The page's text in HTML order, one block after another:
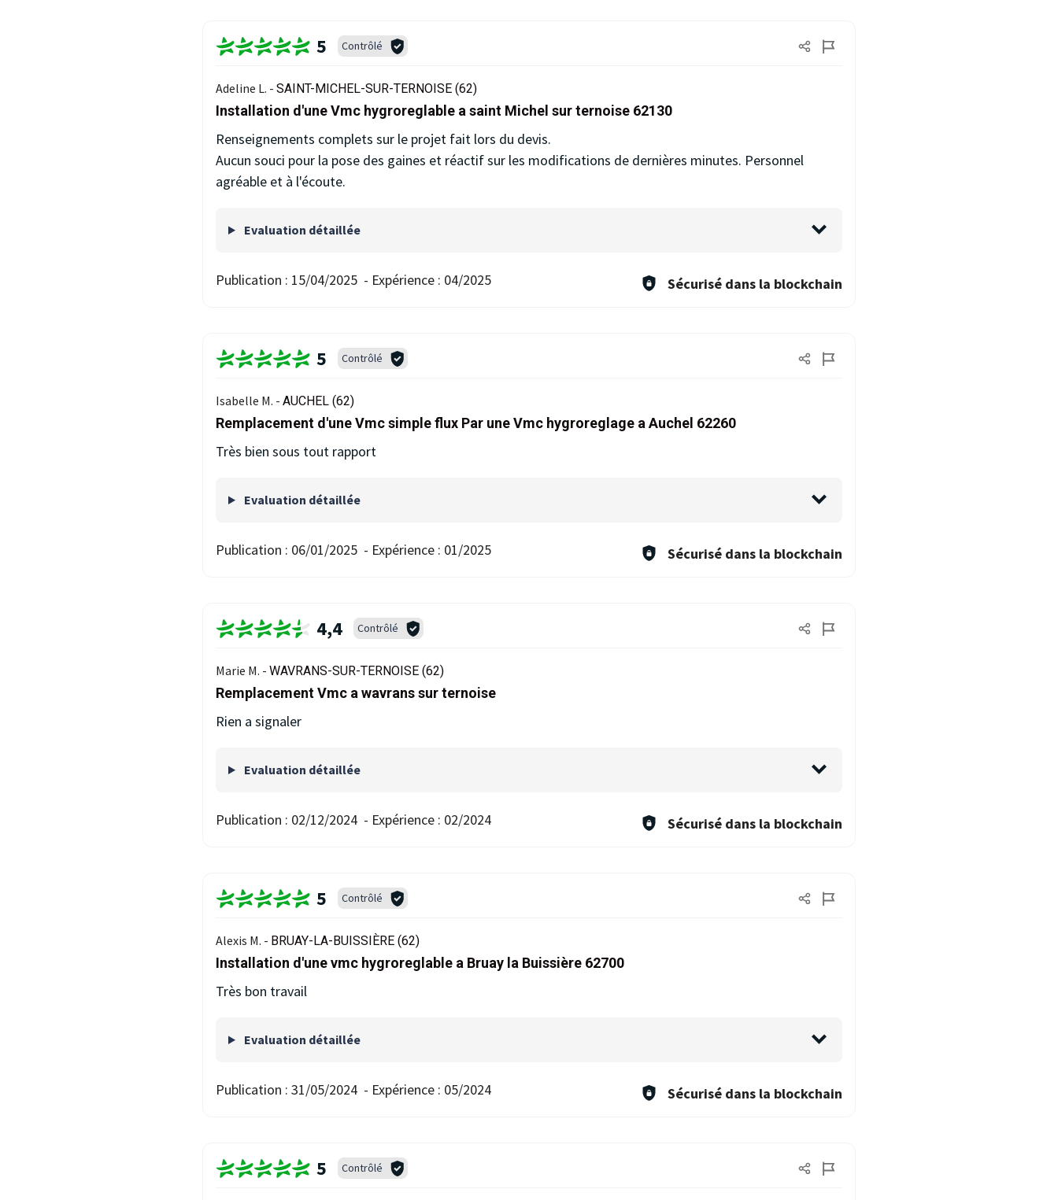
5 Contrôlé
Adeline L. - SAINT-MICHEL-SUR-TERNOISE (62)
Installation d'une Vmc hygroreglable a saint Michel sur ternoise 62130
Renseignements complets sur le projet fait lors du devis.
Aucun souci pour la pose des gaines et réactif sur les modifications de dernières minutes. Personnel
agréable et à l'écoute.
Evaluation détaillée
Publication : 15/04/2025 - Expérience : 04/2025 Sécurisé dans la blockchain
5 Contrôlé
Isabelle M. - AUCHEL (62)
Remplacement d'une Vmc simple flux Par une Vmc hygroreglage a Auchel 62260
Très bien sous tout rapport
Evaluation détaillée
Publication : 06/01/2025 - Expérience : 01/2025 Sécurisé dans la blockchain
4,4 Contrôlé
Marie M. - WAVRANS-SUR-TERNOISE (62)
Remplacement Vmc a wavrans sur ternoise
Rien a signaler
Evaluation détaillée
Publication : 02/12/2024 - Expérience : 02/2024 Sécurisé dans la blockchain
5 Contrôlé
Alexis M. - BRUAY-LA-BUISSIÈRE (62)
Installation d'une vmc hygroreglable a Bruay la Buissière 62700
Très bon travail
Evaluation détaillée
Publication : 31/05/2024 - Expérience : 05/2024 Sécurisé dans la blockchain
5 Contrôlé